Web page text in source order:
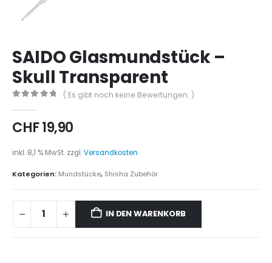
SAIDO Glasmundstück –
Skull Transparent
( Es gibt noch keine Bewertungen. )
CHF19,90
inkl. 8,1 % MwSt. zzgl.Versandkosten
Kategorien: Mundstücke, Shisha Zubehör
IN DEN WARENKORB